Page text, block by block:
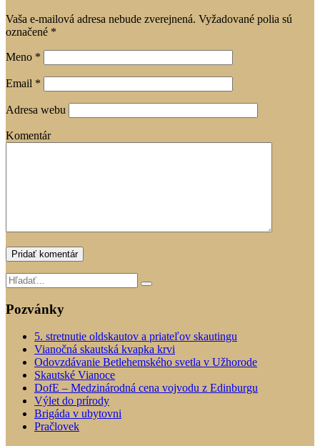
Vaša e-mailová adresa nebude zverejnená. Vyžadované polia sú
označené *
Meno *
Email *
Adresa webu
Komentár
Pozvánky
5. stretnutie oldskautov a priateľov skautingu
Vianočná skautská kvapka krvi
Odovzdávanie Betlehemského svetla v Užhorode
Skautské Vianoce
DofE – Medzinárodná cena vojvodu z Edinburgu
Výlet do prírody
Brigáda v ubytovni
Pračlovek